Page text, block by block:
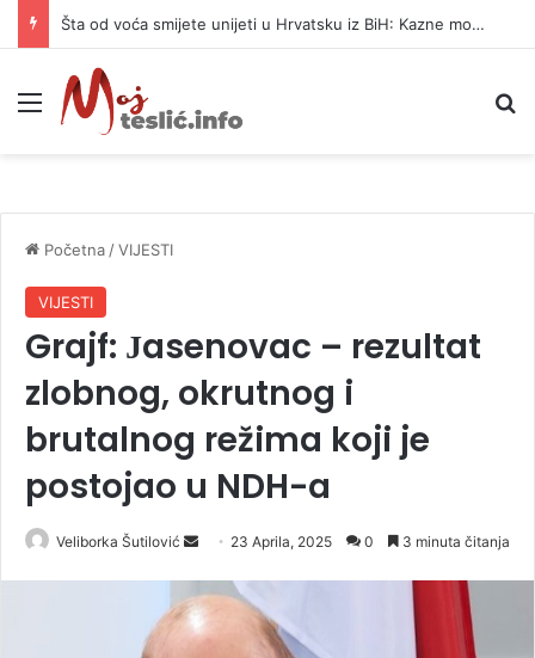
Šta od voća smijete unijeti u Hrvatsku iz BiH: Kazne mogu dostići 13.260 evra
Meni
Početna /VIJESTI
VIJESTI
Grajf: Јasenovac – rezultat
zlobnog, okrutnog i
brutalnog režima koji je
postojao u NDH-a
Veliborka Šutilović
n
d
23 Aprila, 2025 0 3 minuta čitanja